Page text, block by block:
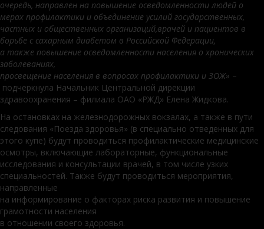
очередь, направлен на повышение осведомленности людей о
мерах профилактики и объединение усилий государственных,
частных и общественных организаций,врачей и пациентов в
борьбе с сахарным диабетом в Российской Федерации,
а также повышение осведомленности населения о хронических
заболеваниях,
просвещение населения в вопросах профилактики и ЗОЖ» –
подчеркнула Начальник Центральной дирекции
здравоохранения – филиала ОАО «РЖД» Елена Жидкова.
На остановках на железнодорожных вокзалах, а также в пути
следования «Поезда здоровья» (в специально отведенных для
этого купе) будут проводиться профилактические медицинские
осмотры, включающие лабораторные, функциональные
исследования и консультации врачей, в том числе узких
специальностей. Также будут проводиться мероприятия,
направленные
на информирование о факторах риска развития и повышение
грамотности населения
в отношении своего здоровья.